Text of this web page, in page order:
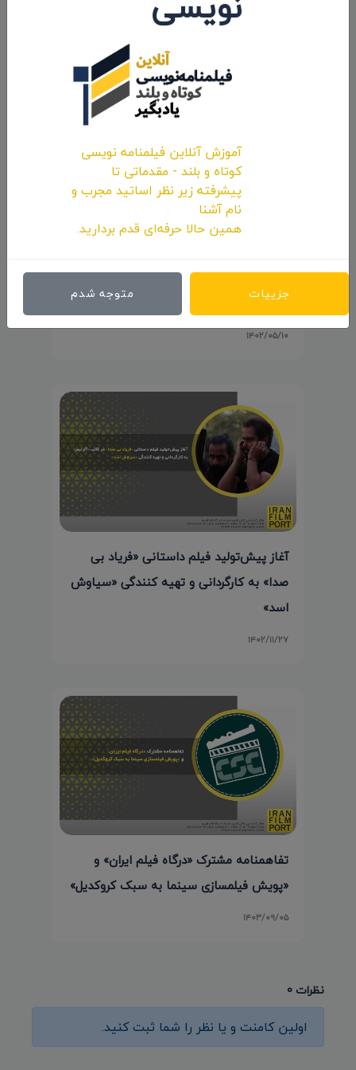
پست های مرتبط
معرفی نمایندگی رسمی «درگاه فیلم ایران» در
کشور «ترکیه» شرکت AD1 FILM
۱۴۰۲/۰۵/۱۰
آغاز پیش‌تولید فیلم داستانی «فریاد بی
صدا» به کارگردانی و تهیه کنندگی «سیاوش
اسد»
۱۴۰۲/۱۱/۲۷
تفاهمنامه مشترک «درگاه فیلم ایران» و
«پویش فیلمسازی سینما به سبک کروکدیل»
۱۴۰۳/۰۹/۰۵
نظرات 0
اولین کامنت و یا نظر را شما ثبت کنید.
آموزش آنلاین فیلمنامه نویسی
کوتاه و بلند - مقدماتی تا
پیشرفته زیر نظر اساتید مجرب و
نام آشنا
همین حالا حرفه‌ای قدم بردارید.
جزییات متوجه شدم